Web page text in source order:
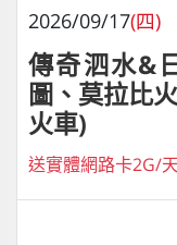
2026/09/17(四)
傳奇泗水&
圖、莫拉比
火車)
送實體網路卡2G/天